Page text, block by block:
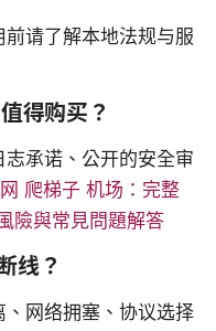
请了解本地法规与服
得购买？
承诺、公开的安全审
爬梯子 机场：完整
險與常見問題解答
线？
网络拥塞、协议选择